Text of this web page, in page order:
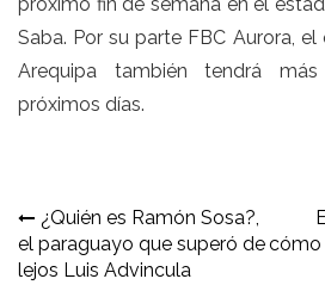
próximo fin de semana en el
Saba. Por su parte FBC Aurora,
Arequipa también tendrá
próximos días.
Navegación
de
¿Quién es Ramón Sosa?,
el paraguayo que superó de
lejos Luis Advincula
cómo